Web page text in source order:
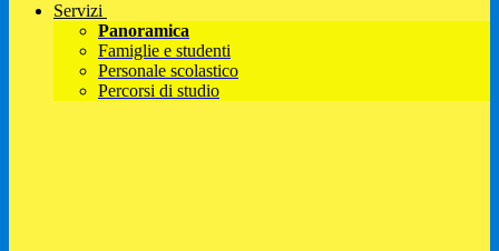
Servizi
Panoramica
Famiglie e studenti
Personale scolastico
Percorsi di studio